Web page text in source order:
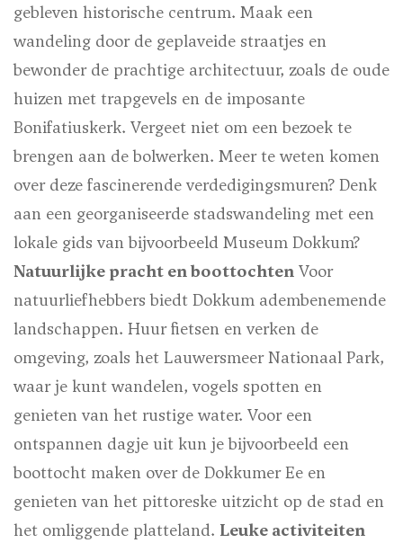
gebleven historische centrum. Maak een
wandeling door de geplaveide straatjes en
bewonder de prachtige architectuur, zoals de oude
huizen met trapgevels en de imposante
Bonifatiuskerk. Vergeet niet om een bezoek te
brengen aan de bolwerken. Meer te weten komen
over deze fascinerende verdedigingsmuren? Denk
aan een georganiseerde stadswandeling met een
lokale gids van bijvoorbeeld Museum Dokkum?
Natuurlijke pracht en boottochten Voor
natuurliefhebbers biedt Dokkum adembenemende
landschappen. Huur fietsen en verken de
omgeving, zoals het Lauwersmeer Nationaal Park,
waar je kunt wandelen, vogels spotten en
genieten van het rustige water. Voor een
ontspannen dagje uit kun je bijvoorbeeld een
boottocht maken over de Dokkumer Ee en
genieten van het pittoreske uitzicht op de stad en
het omliggende platteland. Leuke activiteiten